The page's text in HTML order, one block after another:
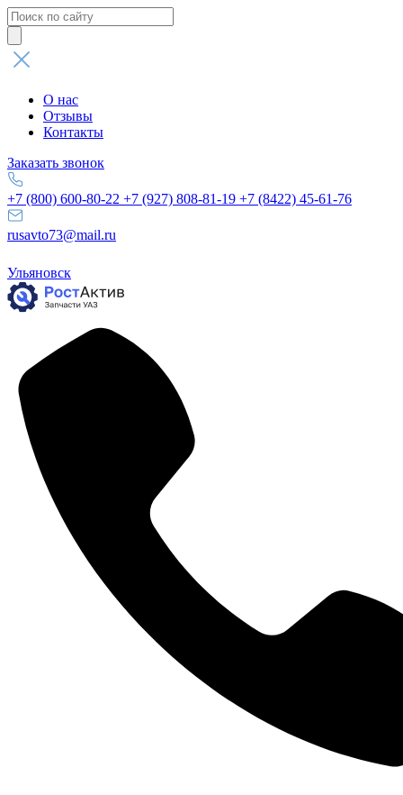
Поиск
товаров
О нас
Отзывы
Контакты
Заказать звонок
+7 (800) 600-80-22 +7 (927) 808-81-19 +7 (8422) 45-61-76
rusavto73@mail.ru
Ульяновск